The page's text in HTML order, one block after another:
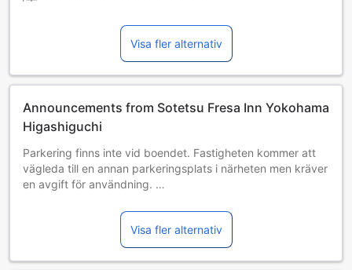
Visa fler alternativ
Announcements from Sotetsu Fresa Inn Yokohama
Higashiguchi
Parkering finns inte vid boendet. Fastigheten kommer att
vägleda till en annan parkeringsplats i närheten men kräver
en avgift för användning.
[Angående fönstren i gästrummen]
Av säkerhetsskäl går fönstren i våra gästrum inte att öppna
eller stänga.
Visa fler alternativ